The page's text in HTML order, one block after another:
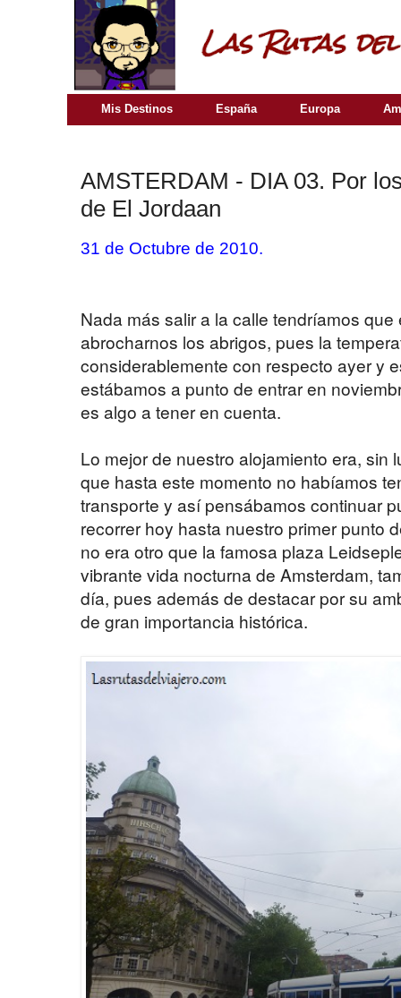
Mis Destinos España Europa
AMSTERDAM - DIA 03. Por
de El Jordaan
31 de Octubre de 2010.
Nada más salir a la calle tendríamos
abrocharnos los abrigos, pues la
considerablemente con respecto ayer y
estábamos a punto de entrar en
es algo a tener en cuenta.
Lo mejor de nuestro alojamiento era, sin
que hasta este momento no habíamos
transporte y así pensábamos continuar
recorrer hoy hasta nuestro primer punto
no era otro que la famosa plaza
vibrante vida nocturna de Amsterdam,
día, pues además de destacar por su
de gran importancia histórica.